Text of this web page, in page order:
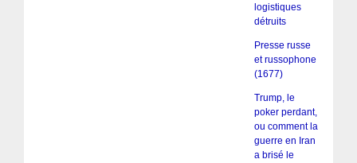
logistiques
détruits
Presse russe
et russophone
(1677)
Trump, le
poker perdant,
ou comment la
guerre en Iran
a brisé le